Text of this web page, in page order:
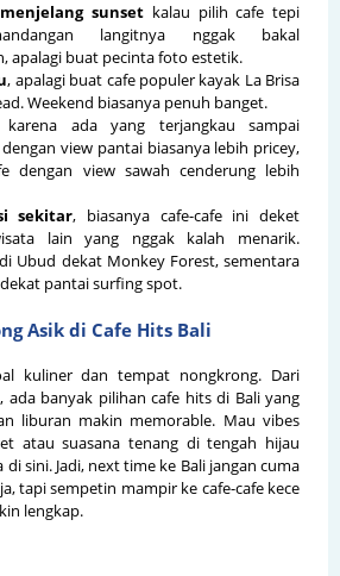
sunset kalau pilih cafe tepi
langitnya nggak bakal
apalagi buat pecinta foto estetik.
, apalagi buat cafe populer kayak La Brisa
Weekend biasanya penuh banget.
ada yang terjangkau sampai
view pantai biasanya lebih pricey,
dengan view sawah cenderung lebih
sekitar, biasanya cafe-cafe ini deket
lain yang nggak kalah menarik.
Ubud dekat Monkey Forest, sementara
pantai surfing spot.
Asik di Cafe Hits Bali
kuliner dan tempat nongkrong. Dari
ada banyak pilihan cafe hits di Bali yang
liburan makin memorable. Mau vibes
atau suasana tenang di tengah hijau
di sini. Jadi, next time ke Bali jangan cuma
tapi sempetin mampir ke cafe-cafe kece
lengkap.